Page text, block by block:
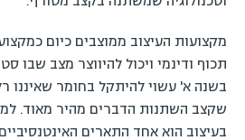
מקצועות העיצוב ממוצבים כיום
תכוף ודינמי ויכול להיווצר מצב שבו
בשנה א' עשוי להיתקל בחומר שאיננו
שקצב השתנות הדברים מהיר מאוד.
בעיצוב הוא אחד התארים